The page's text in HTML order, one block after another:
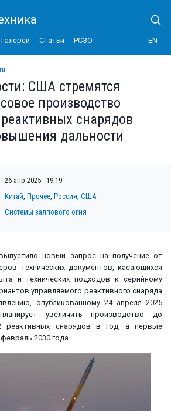
Галереи Статьи РСЗО EN
наладить массовое производство
США стремятся
производство
снарядов
дальности
26 апр 2025 - 19:19
Китай,Прочее,Россия,США
Системы залпового огня
новый запрос на получение от
технических документов, касающихся
и технических подходов к серийному
управляемого реактивного снаряда
опубликованному 24 апреля 2025
увеличить производство до
реактивных снарядов в год, а первые
2030 года.